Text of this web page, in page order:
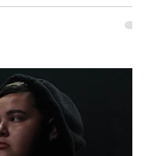
los idiomas mantienen
para acceder a
en contextos
los resultados más
que Chile todavía
desafíos en su
Según el estudio global EF